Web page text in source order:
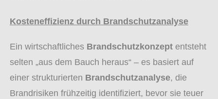
Kosteneffizienz durch Brandschutzanalyse
Ein wirtschaftliches Brandschutzkonzept entsteht
selten „aus dem Bauch heraus“ – es basiert auf
einer strukturierten Brandschutzanalyse, die
Brandrisiken frühzeitig identifiziert, bevor sie teuer